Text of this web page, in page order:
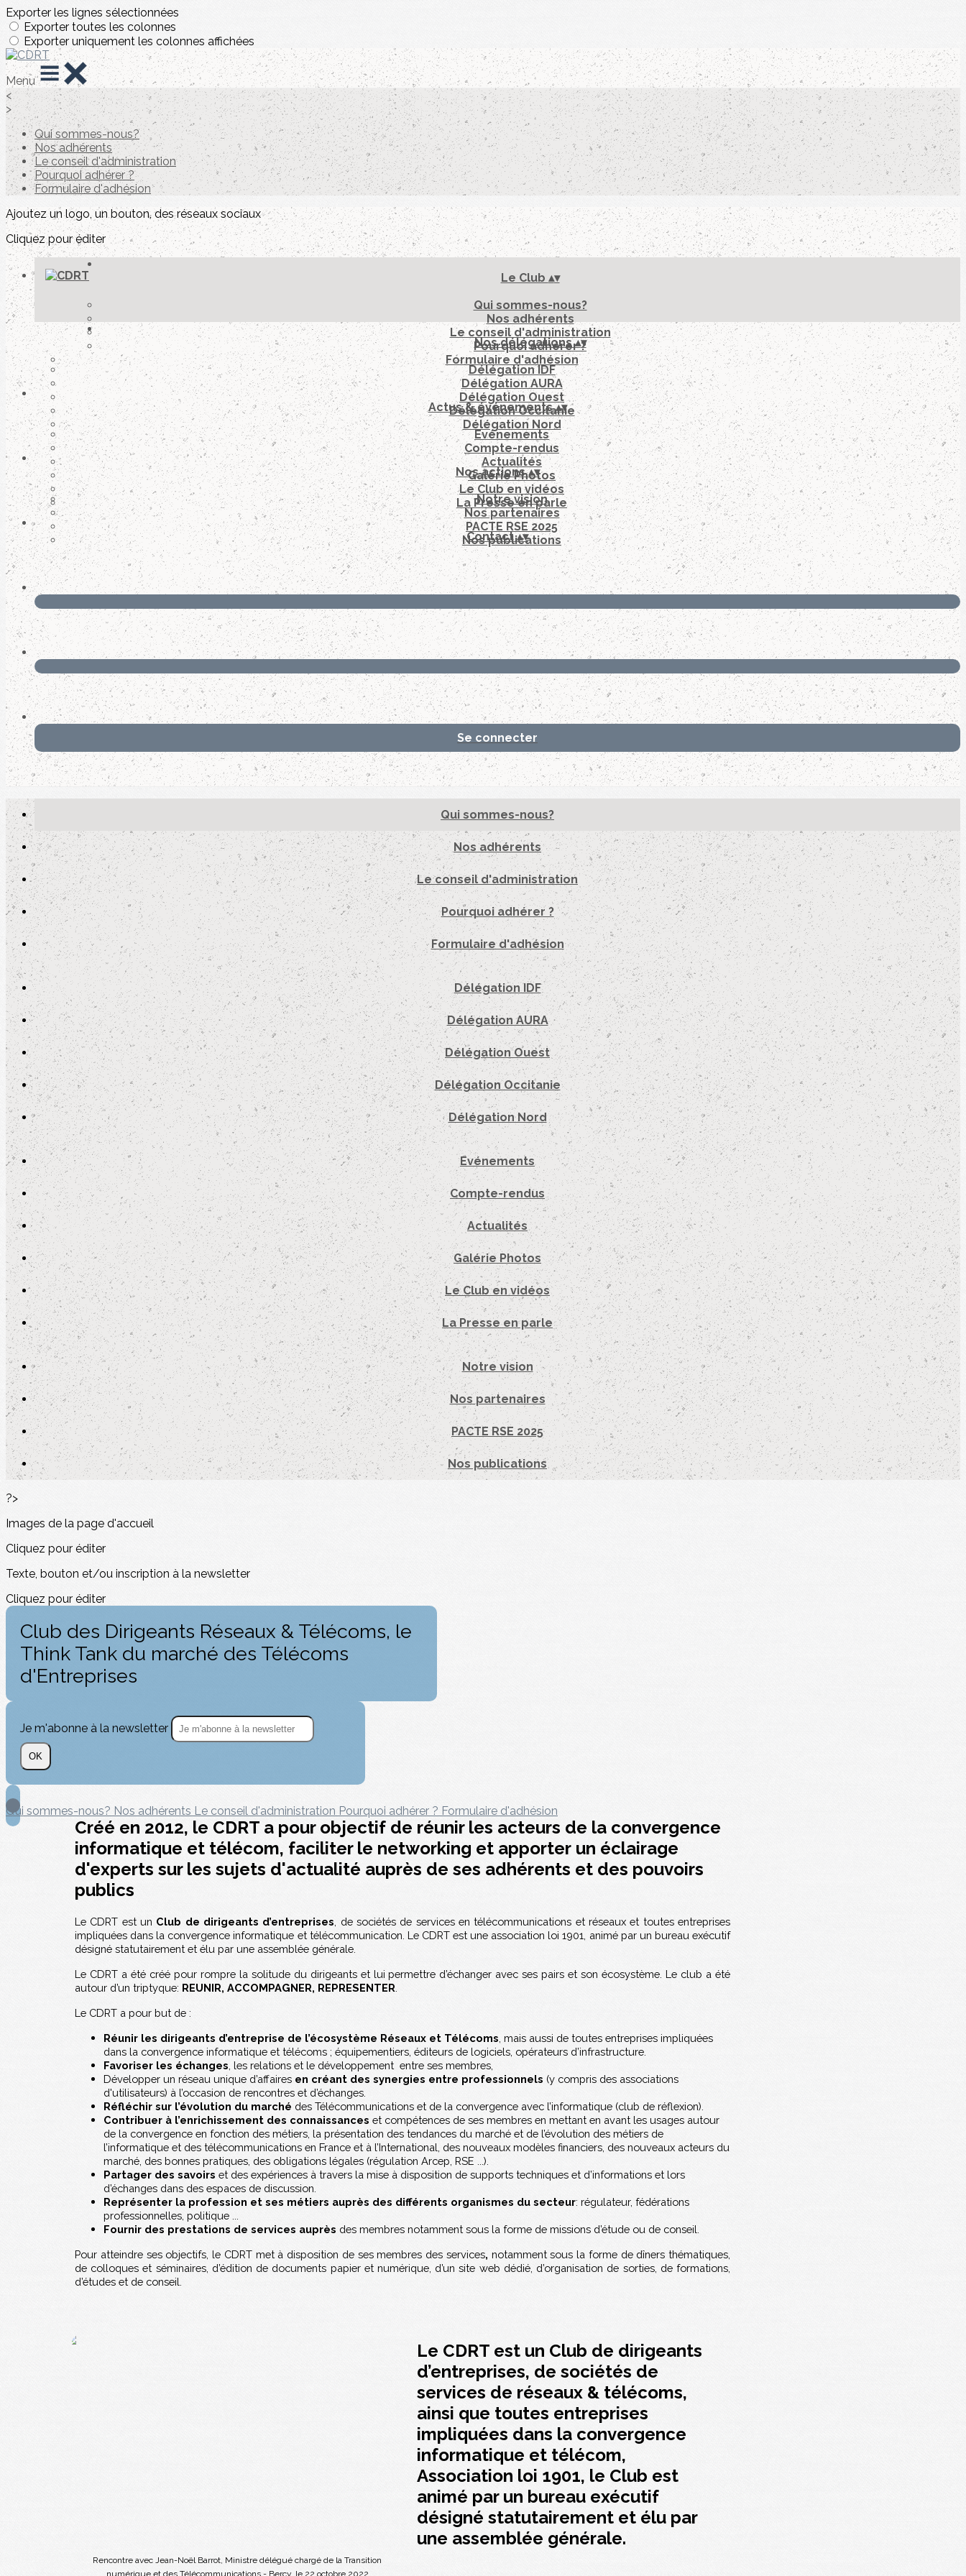
Exporter les lignes sélectionnées
Exporter toutes les colonnes
Exporter uniquement les colonnes affichées
Menu
<
>
Qui sommes-nous?
Nos adhérents
Le conseil d'administration
Pourquoi adhérer ?
Formulaire d'adhésion
Ajoutez un logo, un bouton, des réseaux sociaux
Cliquez pour éditer
Le Club ▴▾
Qui sommes-nous?
Nos adhérents
Le conseil d'administration
Pourquoi adhérer ?
Formulaire d'adhésion
Nos délégations▴▾
Délégation IDF
Délégation AURA
Délégation Ouest
Délégation Occitanie
Délégation Nord
Actus & événements▴▾
Evénements
Compte-rendus
Actualités
Galérie Photos
Le Club en vidéos
La Presse en parle
Nos actions▴▾
Notre vision
Nos partenaires
PACTE RSE 2025
Nos publications
Contact▴▾
Se connecter
Qui sommes-nous?
Nos adhérents
Le conseil d'administration
Pourquoi adhérer ?
Formulaire d'adhésion
Délégation IDF
Délégation AURA
Délégation Ouest
Délégation Occitanie
Délégation Nord
Evénements
Compte-rendus
Actualités
Galérie Photos
Le Club en vidéos
La Presse en parle
Notre vision
Nos partenaires
PACTE RSE 2025
Nos publications
?>
Images de la page d'accueil
Cliquez pour éditer
Texte, bouton et/ou inscription à la newsletter
Cliquez pour éditer
Club des Dirigeants Réseaux & Télécoms, le
Think Tank du marché des Télécoms
d'Entreprises
Je m'abonne à la newsletter
OK
Qui sommes-nous? Nos adhérents Le conseil d'administration Pourquoi adhérer ? Formulaire d'adhésion
Créé en 2012, le CDRT a pour objectif de réunir les acteurs de la convergence
informatique et télécom, faciliter le networking et apporter un éclairage
d'experts sur les sujets d'actualité auprès de ses adhérents et des pouvoirs
publics
Le CDRT est un Club de dirigeants d’entreprises , de sociétés de services en télécommunications et réseaux et toutes entreprises
impliquées dans la convergence informatique et télécommunication. Le CDRT est une association loi 1901, animé par un bureau exécutif
désigné statutairement et élu par une assemblée générale.
Le CDRT a été créé pour rompre la solitude du dirigeants et lui permettre d’échanger avec ses pairs et son écosystème. Le club a été
autour d’un triptyque: REUNIR, ACCOMPAGNER, REPRESENTER
Le CDRT a pour but de :
Réunir les dirigeants d’entreprise de l’écosystème Réseaux et Télécoms , mais aussi de toutes entreprises impliquées
dans la convergence informatique et télécoms ; équipementiers, éditeurs de logiciels, opérateurs d’infrastructure.
Favoriser les échanges , les relations et le développement entre ses membres,
Développer un réseau unique d’affaires en créant des synergies entre professionnels (y compris des associations
d'utilisateurs) à l’occasion de rencontres et d’échanges.
Réfléchir sur l’évolution du marché des Télécommunications et de la convergence avec l’informatique (club de réflexion).
Contribuer à l’enrichissement des connaissances et compétences de ses membres en mettant en avant les usages autour
de la convergence en fonction des métiers, la présentation des tendances du marché et de l’évolution des métiers de
l’informatique et des télécommunications en France et à l’International, des nouveaux modèles financiers, des nouveaux acteurs du
marché, des bonnes pratiques, des obligations légales (régulation Arcep, RSE ...).
Partager des savoirs et des expériences à travers la mise à disposition de supports techniques et d’informations et lors
d’échanges dans des espaces de discussion.
Représenter la profession et ses métiers auprès des différents organismes du secteur: régulateur, fédérations
professionnelles, politique ...
Fournir des prestations de services auprès des membres notamment sous la forme de missions d’étude ou de conseil.
Pour atteindre ses objectifs, le CDRT met à disposition de ses membres des services, notamment sous la forme de dîners thématiques,
de colloques et séminaires, d’édition de documents papier et numérique, d’un site web dédié, d’organisation de sorties, de formations,
d’études et de conseil.
Le CDRT est un Club de dirigeants
d’entreprises, de sociétés de
services de réseaux & télécoms,
ainsi que toutes entreprises
impliquées dans la convergence
informatique et télécom,
Association loi 1901, le Club est
animé par un bureau exécutif
désigné statutairement et élu par
une assemblée générale.
Rencontre avec Jean-Noël Barrot, Ministre délégué chargé de la Transition
numérique et des Télécommunications - Bercy, le 22 octobre 2022